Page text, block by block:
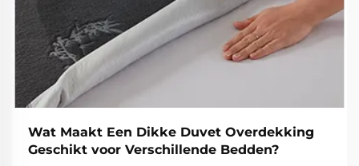
Wat Maakt Een Dikke Duvet Overdekking
Geschikt voor Verschillende Bedden?